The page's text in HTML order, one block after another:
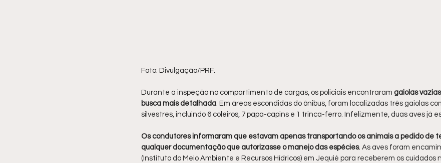
Foto: Divulgação/PRF.
Durante a inspeção no compartimento de cargas, os policiais encontraram gaiolas
busca mais detalhada. Em áreas escondidas do ônibus, foram localizadas três gaiolas
silvestres, incluindo 6 coleiros, 7 papa-capins e 1 trinca-ferro. Infelizmente, duas aves já
Os condutores informaram que estavam apenas transportando os animais a pedido de
qualquer documentação que autorizasse o manejo das espécies. As aves foram
(Instituto do Meio Ambiente e Recursos Hídricos) em Jequié para receberem os cuidados